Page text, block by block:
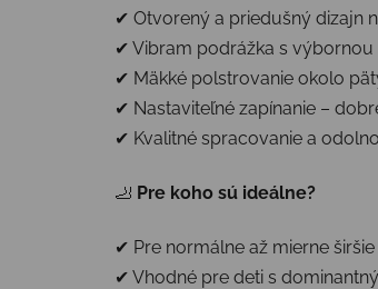
✔ Otvorený a priedušný dizajn
✔ Vibram podrážka s
✔ Mäkké polstrovanie okolo
✔ Nastaviteľné zapínanie –
✔ Kvalitné spracovanie a
🦶 Pre koho sú ideálne?
✔ Pre normálne až mierne
✔ Vhodné pre deti s